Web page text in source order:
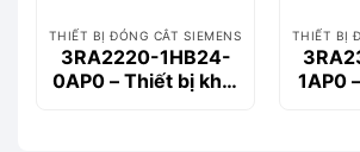
THIẾT BỊ ĐÓNG CẮT SIEMENS
3RA2220-1HB24-
0AP0 – Thiết bị khởi
THIẾT BỊ
1AP0